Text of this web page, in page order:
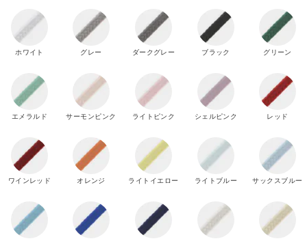
ホワイト グレー ダークグレー ブラック グリーン
エメラルド サーモンピンク ライトピンク シェルピンク レッド
ワインレッド オレンジ ライトイエロー ライトブルー サックスブルー